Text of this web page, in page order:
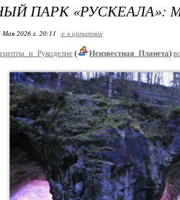
ПАРК «РУСКЕАЛА»:
2026 г. 20:11 + в цитатник
( Неизвестная_Планета)